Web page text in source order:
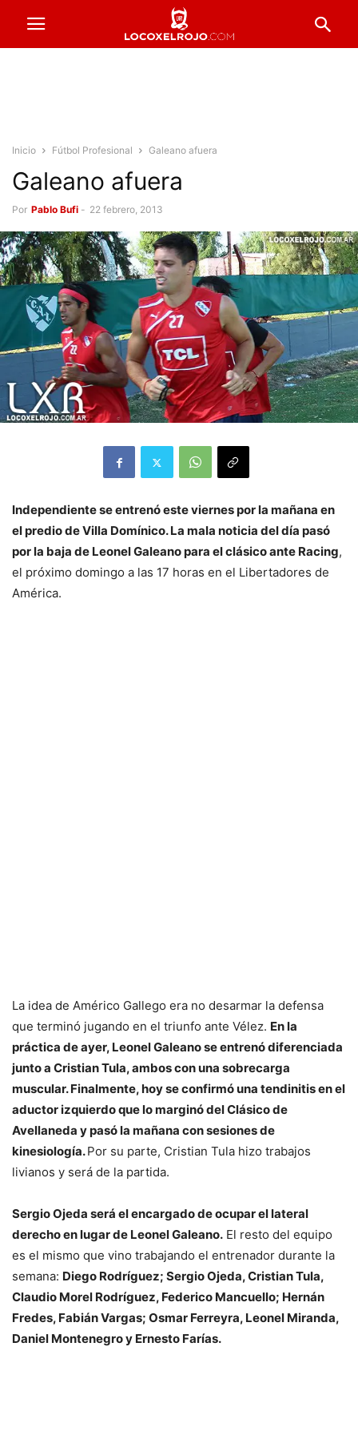
Inicio Fútbol Profesional Galeano afuera
Galeano afuera
Por Pablo Bufi - 22 febrero, 2013
Independiente se entrenó este viernes por la mañana en
el predio de Villa Domínico. La mala noticia del día pasó
por la baja de Leonel Galeano para el clásico ante Racing,
el próximo domingo a las 17 horas en el Libertadores de
América.
La idea de Américo Gallego era no desarmar la defensa
que terminó jugando en el triunfo ante Vélez. En la
práctica de ayer, Leonel Galeano se entrenó diferenciada
junto a Cristian Tula, ambos con una sobrecarga
muscular. Finalmente, hoy se confirmó una tendinitis en el
aductor izquierdo que lo marginó del Clásico de
Avellaneda y pasó la mañana con sesiones de
kinesiología.Por su parte, Cristian Tula hizo trabajos
livianos y será de la partida.
Sergio Ojeda será el encargado de ocupar el lateral
derecho en lugar de Leonel Galeano. El resto del equipo
es el mismo que vino trabajando el entrenador durante la
semana: Diego Rodríguez; Sergio Ojeda, Cristian Tula,
Claudio Morel Rodríguez, Federico Mancuello; Hernán
Fredes, Fabián Vargas; Osmar Ferreyra, Leonel Miranda,
Daniel Montenegro y Ernesto Farías.